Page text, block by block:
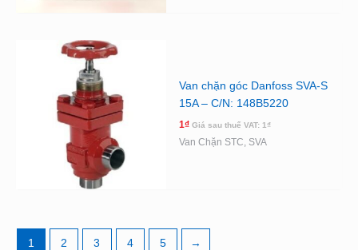
Van chặn góc Danfoss SVA-S
15A – C/N: 148B5220
1₫ Giá sau thuế VAT: 1₫
Van Chặn STC, SVA
1 2 3 4 5 →